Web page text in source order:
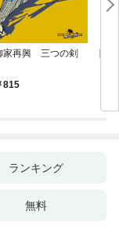
家再興 三つの剣
815
ランキング
無料